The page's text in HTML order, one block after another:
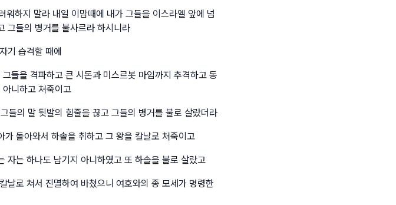
하지 말라 내일 이맘때에 내가 그들을 이스라엘 앞에 넘
그들의 병거를 불사르라 하시니라
기 습격할 때에
들을 격파하고 큰 시돈과 미스르봇 마임까지 추격하고 동
니하고 쳐죽이고
들의 말 뒷발의 힘줄을 끊고 그들의 병거를 불로 살랐더라
돌아와서 하솔을 취하고 그 왕을 칼날로 쳐죽이고
자는 하나도 남기지 아니하였고 또 하솔을 불로 살랐고
날로 쳐서 진멸하여 바쳤으니 여호와의 종 모세가 명령한